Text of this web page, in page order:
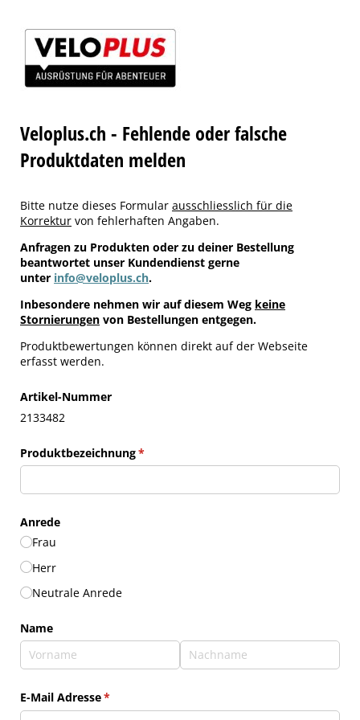
Veloplus.ch - Fehlende oder falsche
Produktdaten melden
Bitte nutze dieses Formular ausschliesslich für die
Korrektur von fehlerhaften Angaben.
Anfragen zu Produkten oder zu deiner Bestellung
beantwortet unser Kundendienst gerne
unter info@veloplus.ch.
Inbesondere nehmen wir auf diesem Weg keine
Stornierungen von Bestellungen entgegen.
Produktbewertungen können direkt auf der Webseite
erfasst werden.
Artikel-Nummer
2133482
Produktbezeichnung*
(erforderlich)
Anrede
Frau
Herr
Neutrale Anrede
Name
E-Mail Adresse*
(erforderlich)